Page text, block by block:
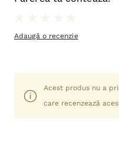
Adaugă o recenzie
Acest produs nu a
care recenzează